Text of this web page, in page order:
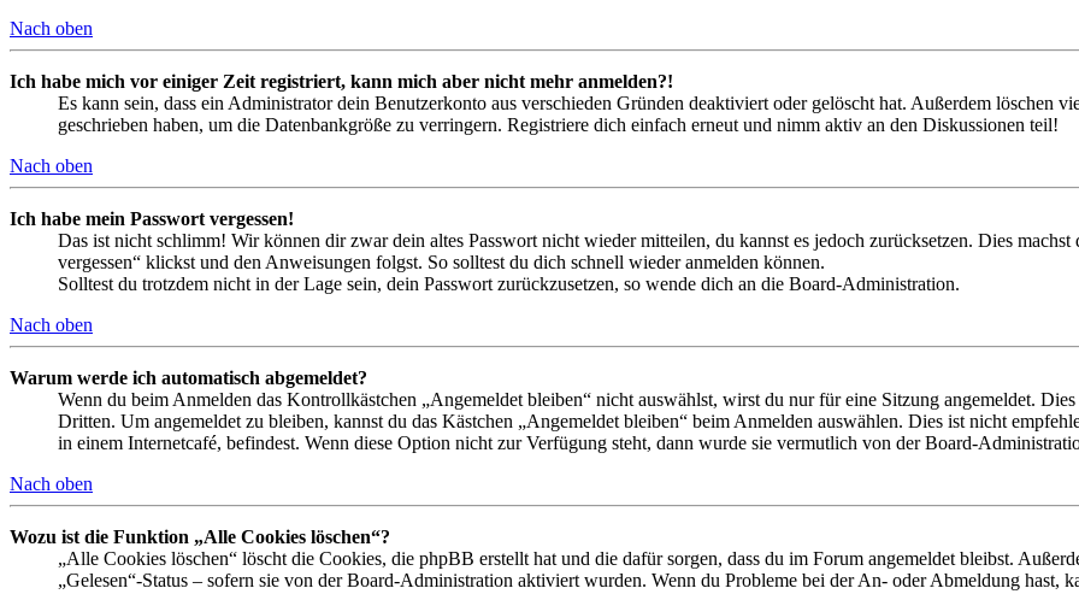
Nach oben
Ich habe mich vor einiger Zeit registriert, kann mich aber nicht mehr anmelden?!
Es kann sein, dass ein Administrator dein Benutzerkonto aus verschieden Gründen deaktiviert oder gelöscht hat. Außerdem löschen
geschrieben haben, um die Datenbankgröße zu verringern. Registriere dich einfach erneut und nimm aktiv an den Diskussionen teil!
Nach oben
Ich habe mein Passwort vergessen!
Das ist nicht schlimm! Wir können dir zwar dein altes Passwort nicht wieder mitteilen, du kannst es jedoch zurücksetzen. Dies
vergessen“ klickst und den Anweisungen folgst. So solltest du dich schnell wieder anmelden können.
Solltest du trotzdem nicht in der Lage sein, dein Passwort zurückzusetzen, so wende dich an die Board-Administration.
Nach oben
Warum werde ich automatisch abgemeldet?
Wenn du beim Anmelden das Kontrollkästchen „Angemeldet bleiben“ nicht auswählst, wirst du nur für eine Sitzung angemeldet.
Dritten. Um angemeldet zu bleiben, kannst du das Kästchen „Angemeldet bleiben“ beim Anmelden auswählen. Dies ist nicht
in einem Internetcafé, befindest. Wenn diese Option nicht zur Verfügung steht, dann wurde sie vermutlich von der Board-
Nach oben
Wozu ist die Funktion „Alle Cookies löschen“?
„Alle Cookies löschen“ löscht die Cookies, die phpBB erstellt hat und die dafür sorgen, dass du im Forum angemeldet bleibst.
„Gelesen“-Status – sofern sie von der Board-Administration aktiviert wurden. Wenn du Probleme bei der An- oder Abmeldung hast,